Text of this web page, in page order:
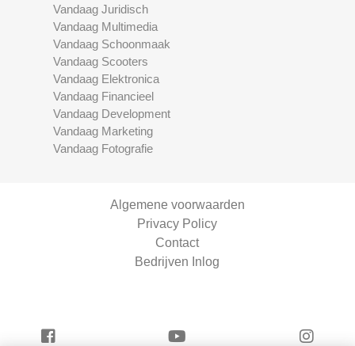
Vandaag Juridisch
Vandaag Multimedia
Vandaag Schoonmaak
Vandaag Scooters
Vandaag Elektronica
Vandaag Financieel
Vandaag Development
Vandaag Marketing
Vandaag Fotografie
Algemene voorwaarden
Privacy Policy
Contact
Bedrijven Inlog